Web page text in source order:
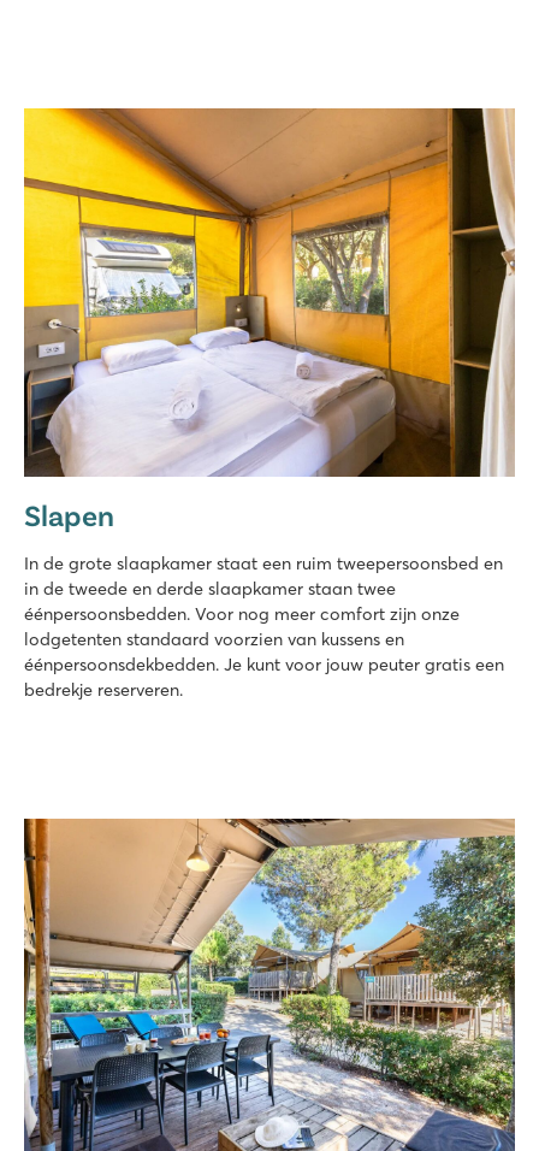
Slapen
In de grote slaapkamer staat een ruim tweepersoonsbed en
in de tweede en derde slaapkamer staan twee
éénpersoonsbedden. Voor nog meer comfort zijn onze
lodgetenten standaard voorzien van kussens en
éénpersoonsdekbedden. Je kunt voor jouw peuter gratis een
bedrekje reserveren.